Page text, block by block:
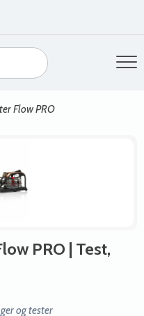
Flow PRO
PRO | Test,
og tester